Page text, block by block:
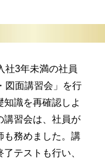
3年未満の社員
図面講習会」を行
識を再確認しよ
講習会は、社員が
も務めました。講
テストも行い、